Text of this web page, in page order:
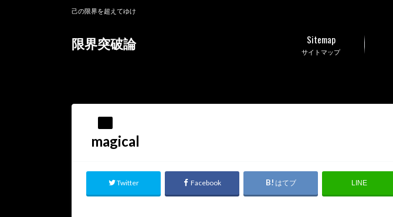
限界突破論
己の限界を超えてゆけ
サイトマップ
Sitemap
magical
Twitter Facebook はてブ LINE